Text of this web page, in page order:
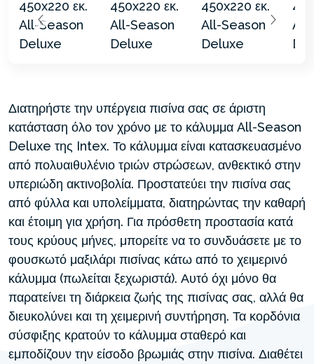
Διατηρήστε την υπέργεια πισίνα σας σε άριστη
κατάσταση όλο τον χρόνο με το κάλυμμα All-Season
Deluxe της Intex. Το κάλυμμα είναι κατασκευασμένο
από πολυαιθυλένιο τριών στρώσεων, ανθεκτικό στην
υπεριώδη ακτινοβολία. Προστατεύει την πισίνα σας
από φύλλα και υπολείμματα, διατηρώντας την καθαρή
και έτοιμη για χρήση. Για πρόσθετη προστασία κατά
τους κρύους μήνες, μπορείτε να το συνδυάσετε με το
φουσκωτό μαξιλάρι πισίνας κάτω από το χειμερινό
κάλυμμα (πωλείται ξεχωριστά). Αυτό όχι μόνο θα
παρατείνει τη διάρκεια ζωής της πισίνας σας, αλλά θα
διευκολύνει και τη χειμερινή συντήρηση. Τα κορδόνια
σύσφιξης κρατούν το κάλυμμα σταθερό και
εμποδίζουν την είσοδο βρωμιάς στην πισίνα. Διαθέτει